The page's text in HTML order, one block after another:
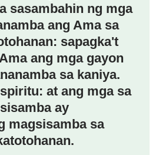
sasambahin ng mga
ang Ama sa
sapagka't
ang mga gayon
sa kaniya.
at ang mga sa
ay
magsisamba sa